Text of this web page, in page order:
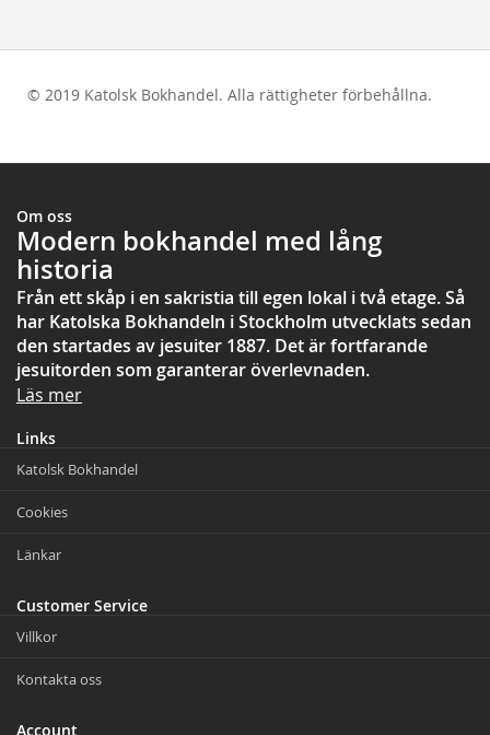
© 2019 Katolsk Bokhandel. Alla rättigheter förbehållna.
Om oss
Modern bokhandel med lång
historia
Från ett skåp i en sakristia till egen lokal i två etage. Så
har Katolska Bokhandeln i Stockholm utvecklats sedan
den startades av jesuiter 1887. Det är fortfarande
jesuitorden som garanterar överlevnaden.
Läs mer
Links
Katolsk Bokhandel
Cookies
Länkar
Customer Service
Villkor
Kontakta oss
Account